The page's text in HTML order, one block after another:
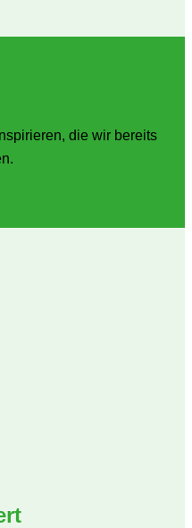
die wir bereits